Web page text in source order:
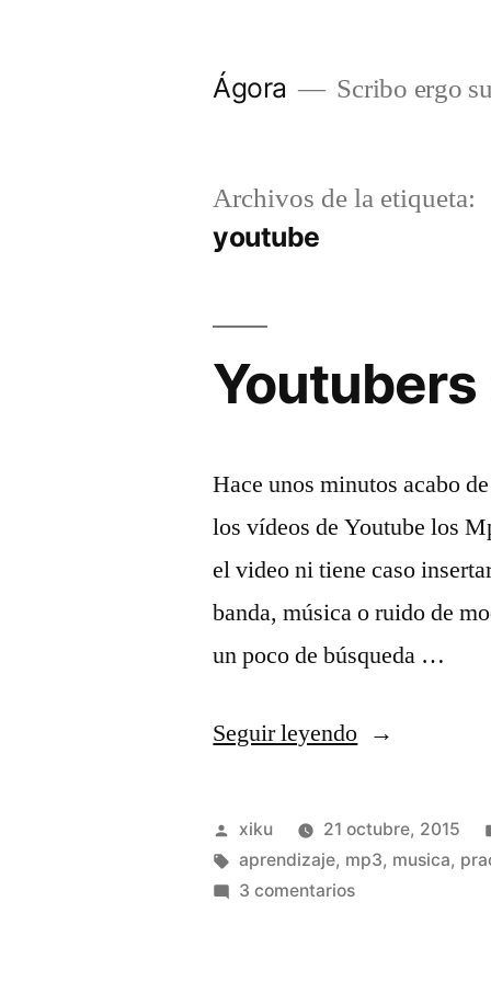
Ágora Scribo ergo
Archivos de la etiqueta:
youtube
Youtubers
Hace unos minutos acabo
los vídeos de Youtube los
el video ni tiene caso
banda, música o ruido de
un poco de búsqueda …
Seguir leyendo«Youtubers
La
realidad
Publicado
por
xiku 21 octubre, 2015
Etiquetas:
aprendizaje, mp3, musica,
3 comentariosen